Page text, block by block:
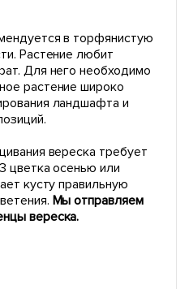
в торфянистую
Растение любит
Для него необходимо
растение широко
ландшафта и
вереска требует
цветка осенью или
кусту правильную
Мы отправляем
вереска.